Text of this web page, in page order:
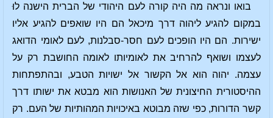
בואו ונראה מה היה קורה לעם היהודי של הברית הישנה לוּ
במקום להגיע ליהוה דרך מיכאל הם היו שואפים להגיע אליו
ישירות. הם היו הופכים לעם חסר-סבלנות, לעם לאומי הדואג
לעצמו ושואף להרחיב את לאומיותו לאומה החושבת רק על
עצמה. יהוה הוא אל הקשור אל ישויות הטבע, ובהתפתחות
ההיסטורית החיצונית של האנושות הוא מבטא את ישותו דרך
קשר הדורות, כפי שזה מבוטא באיכויות המהותיות של העם. רק